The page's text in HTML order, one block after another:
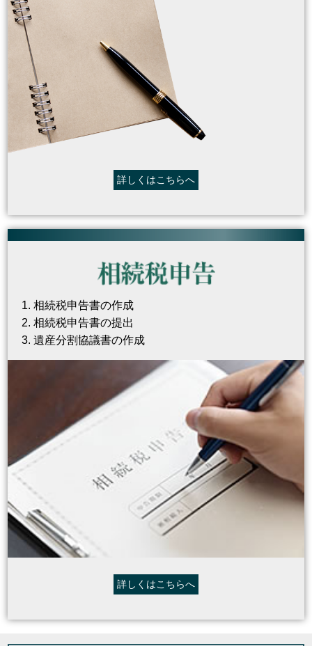
詳しくはこちらへ
相続税申告書の作成
相続税申告書の提出
遺産分割協議書の作成
詳しくはこちらへ